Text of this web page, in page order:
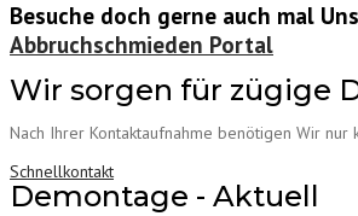
Besuche doch gerne auch mal
Abbruchschmieden Portal
Wir sorgen für zügige
Nach Ihrer Kontaktaufnahme benötigen Wir nur
Schnellkontakt
Demontage - Aktuell